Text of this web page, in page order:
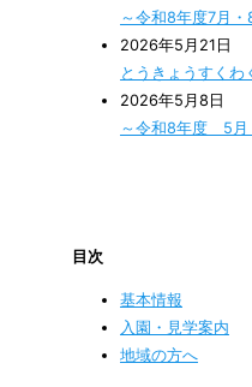
～令和8年度7月
2026年5月21日
とうきょうすくわ
2026年5月8日
～令和8年度 5月
目次
基本情報
入園・見学案内
地域の方へ